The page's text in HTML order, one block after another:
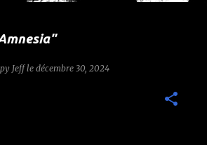
Jeff le décembre 30, 2024